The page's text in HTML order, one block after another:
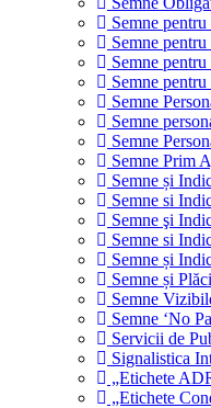
Semne
Semne
Semne
Semne
Semne
Semne
Semne
Semne Prim
Semne și
Semne si
Semne şi
Semne si
Semne și
Semne și
Semne
Semne ‘No
Servicii de
Signalistica
„Etichete
„Etichete